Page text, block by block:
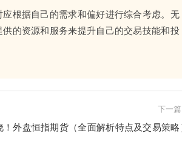
根据自己的需求和偏好进行综合考虑。无
的资源和服务来提升自己的交易技能和投
下一篇
！外盘恒指期货（全面解析特点及交易策